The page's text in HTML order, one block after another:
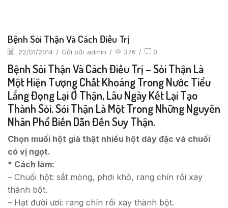
Bệnh Sỏi Thận Và Cách Điều Trị
22/01/2014 / Gửi bởi admin / 376 / 0
Bệnh Sỏi Thận Và Cách Điều Trị – Sỏi Thận Là
Một Hiện Tượng Chất Khoáng Trong Nước Tiểu
Lắng Đọng Lại Ở Thận, Lâu Ngày Kết Lại Tạo
Thành Sỏi. Sỏi Thận Là Một Trong Những Nguyên
Nhân Phổ Biến Dẫn Đến Suy Thận.
Chọn muối hột già thật nhiều hột dày đặc và chuối
có vị ngọt.
* Cách làm:
– Chuối hột: sắt mỏng, phơi khô, rang chín rồi xay
thành bột.
– Hạt đười ươi: rang chín rồi xay thành bột.